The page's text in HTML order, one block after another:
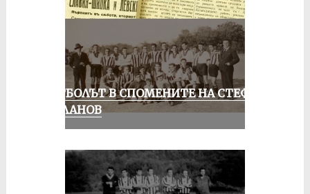
ФУТБОЛЪТ В СПОМЕНИТЕ НА СТЕФАН
МИЛАНОВ